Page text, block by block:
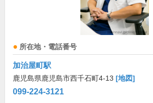
所在地・電話番号
加治屋町駅
鹿児島県鹿児島市西千石町4-13 [地図]
099-224-3121